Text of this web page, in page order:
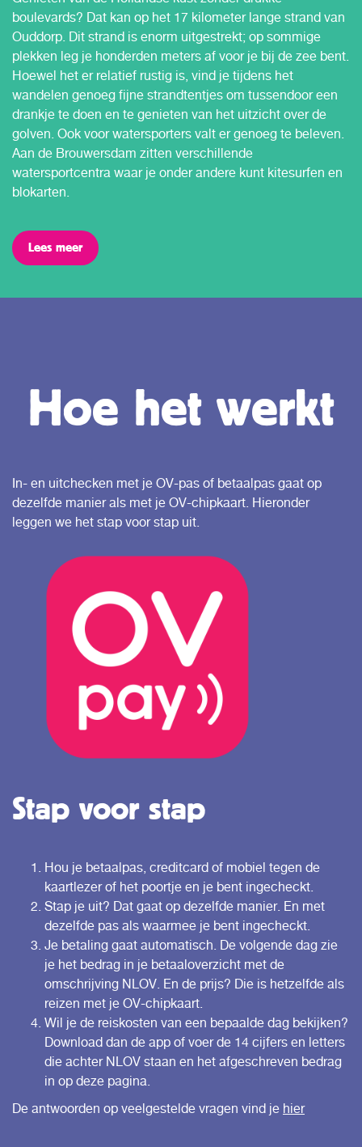
boulevards? Dat kan op het 17 kilometer lange strand van
Ouddorp. Dit strand is enorm uitgestrekt; op sommige
plekken leg je honderden meters af voor je bij de zee bent.
Hoewel het er relatief rustig is, vind je tijdens het
wandelen genoeg fijne strandtentjes om tussendoor een
drankje te doen en te genieten van het uitzicht over de
golven. Ook voor watersporters valt er genoeg te beleven.
Aan de Brouwersdam zitten verschillende
watersportcentra waar je onder andere kunt kitesurfen en
blokarten.
Lees meer
Hoe het werkt
In- en uitchecken met je OV-pas of betaalpas gaat op
dezelfde manier als met je OV-chipkaart. Hieronder
leggen we het stap voor stap uit.
Stap voor stap
Hou je betaalpas, creditcard of mobiel tegen de
kaartlezer of het poortje en je bent ingecheckt.
Stap je uit? Dat gaat op dezelfde manier. En met
dezelfde pas als waarmee je bent ingecheckt.
Je betaling gaat automatisch. De volgende dag zie
je het bedrag in je betaaloverzicht met de
omschrijving NLOV. En de prijs? Die is hetzelfde als
reizen met je OV-chipkaart.
Wil je de reiskosten van een bepaalde dag bekijken?
Download dan de app of voer de 14 cijfers en letters
die achter NLOV staan en het afgeschreven bedrag
in op deze pagina.
De antwoorden op veelgestelde vragen vind je hier